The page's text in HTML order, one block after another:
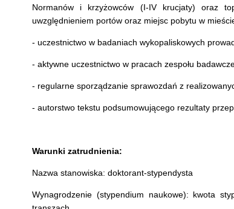
Normanów i krzyżowców (I-IV krucjaty) oraz
uwzględnieniem portów oraz miejsc pobytu w
- uczestnictwo w badaniach wykopaliskowych
- aktywne uczestnictwo w pracach zespołu
- regularne sporządzanie sprawozdań z
- autorstwo tekstu podsumowującego rezultaty
Warunki zatrudnienia:
Nazwa stanowiska: doktorant-stypendysta
Wynagrodzenie (stypendium naukowe): kwota